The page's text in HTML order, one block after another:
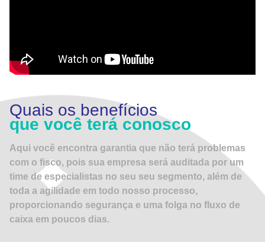
Quais os benefícios
que você terá conosco
Aqui você encontra garantia que não terá problemas
com o fisco, pois sua empresa será auditada por um
time de especialistas no seu seu segmento, além de
toda a agilidade em todo nosso processo,
proporcionando segurança e uma folga no fluxo de
caixa em poucos dias.